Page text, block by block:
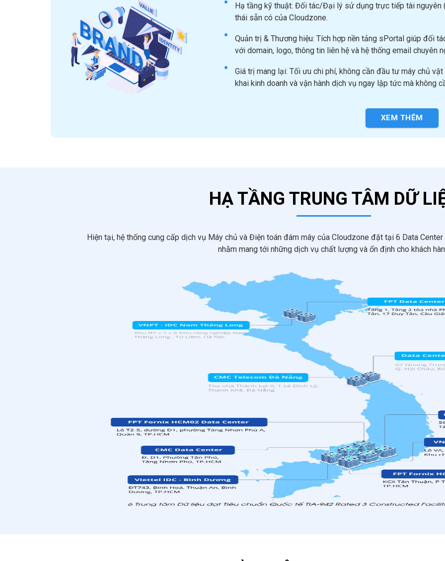
Hạ tầng kỹ thuật: Đối tác/Đại lý sử dụng trực tiếp tài nguyên
thái sẵn có của Cloudzone.
Quản trị & Thương hiệu: Tích hợp nền tảng sPortal giúp đối
với domain, logo, thông tin liên hệ và hệ thống email chuyên
Giá trị mang lại: Tối ưu chi phí, không cần đầu tư máy chủ
khai kinh doanh và vận hành dịch vụ ngay lập tức mà không
XEM THÊM
HẠ TẦNG TRUNG TÂM DỮ
Hiện tại, hệ thống cung cấp dịch vụ Máy chủ và Điện toán đám mây của Cloudzone đặt tại 6 Data
nhằm mang tới những dịch vụ chất lượng và ổn định cho khách